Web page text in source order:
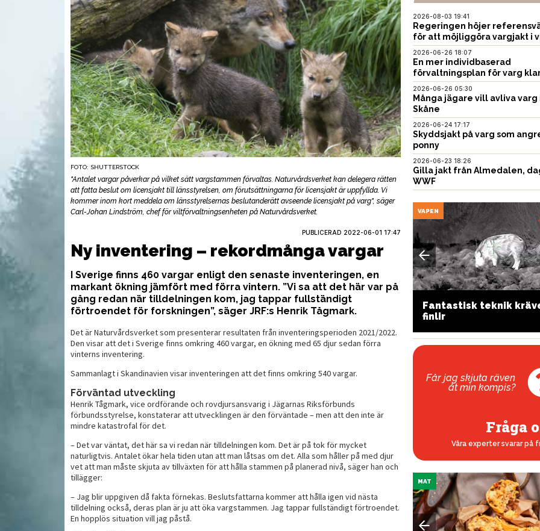
FOTO: SHUTTERSTOCK
"Antalet vargar påverkar på vilket sätt vargstammen förvaltas. Naturvårdsverket kan delegera rätten
att fatta beslut om licensjakt till länsstyrelsen, om förutsättningarna för licensjakt är uppfyllda. Vi
kommer inom kort meddela om länsstyrelsernas beslutanderätt avseende licensjakt på varg", säger
Carl-Johan Lindström, chef för viltförvaltningsenheten på Naturvårdsverket.
PUBLICERAD 2022-06-01 17:47
Ny inventering – rekordmånga vargar
I Sverige finns 460 vargar enligt den senaste inventeringen, en
markant ökning jämfört med förra vintern. ”Vi sa att det här var på
gång redan när tilldelningen kom, jag tappar fullständigt
förtroendet för forskningen”, säger JRF:s Henrik Tågmark.
Det är Naturvårdsverket som presenterar resultaten från inventeringsperioden 2021/2022.
Den visar att det i Sverige finns omkring 460 vargar, en ökning med 65 djur sedan förra
vinterns inventering.
Sammanlagt i Skandinavien visar inventeringen att det finns omkring 540 vargar.
Förväntad utveckling
Henrik Tågmark, vice ordförande och rovdjursansvarig i Jägarnas Riksförbunds
förbundsstyrelse, konstaterar att utvecklingen är den förväntade – men att den inte är
mindre katastrofal för det.
– Det var väntat, det här sa vi redan när tilldelningen kom. Det är på tok för mycket
naturligtvis. Antalet ökar hela tiden utan att man låtsas om det. Alla som håller på med djur
vet att man måste skjuta av tillväxten för att hålla stammen på planerad nivå, säger han och
tillägger:
– Jag blir uppgiven då fakta förnekas. Beslutsfattarna kommer att hålla igen vid nästa
tilldelning också, deras plan är ju att öka vargstammen. Jag tappar fullständigt förtroendet.
En hopplös situation vill jag påstå.
2026-08-03 19:41
Regeringen höjer
för att möjliggöra vargjakt i
2026-06-26 18:07
En mer individbaserad
förvaltningsplan för varg
2026-06-26 05:30
Många jägare vill avliva varg
Skåne
2026-06-24 17:17
Skyddsjakt på varg som
ponny
2026-06-23 18:26
Gilla jakt från Almedalen,
WWF
VAPEN
En lätt nyhet med
skjutglädje
UTRUSTNING
Lika praktisk som klassisk
VAPEN
Fantastisk teknik
finlir
Får jag skjuta räven
åt min kompis?
Fråga
Våra experter svarar på
MAT MAT